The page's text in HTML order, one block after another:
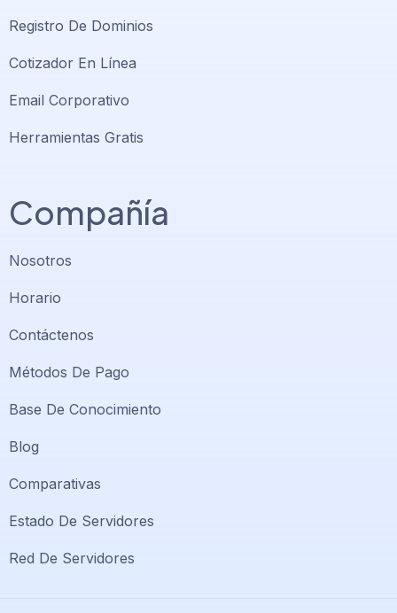
Registro De Dominios
Cotizador En Línea
Email Corporativo
Herramientas Gratis
Compañía
Nosotros
Horario
Contáctenos
Métodos De Pago
Base De Conocimiento
Blog
Comparativas
Estado De Servidores
Red De Servidores